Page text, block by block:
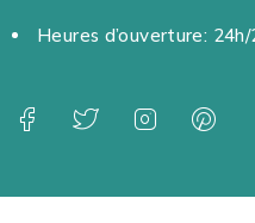
Heures d’ouverture: 24h/